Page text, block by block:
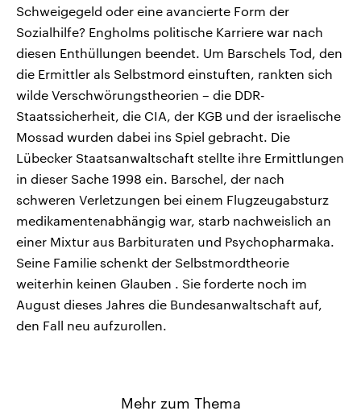
Schweigegeld oder eine avancierte Form der
Sozialhilfe? Engholms politische Karriere war nach
diesen Enthüllungen beendet. Um Barschels Tod, den
die Ermittler als Selbstmord einstuften, rankten sich
wilde Verschwörungstheorien – die DDR-
Staatssicherheit, die CIA, der KGB und der israelische
Mossad wurden dabei ins Spiel gebracht. Die
Lübecker Staatsanwaltschaft stellte ihre Ermittlungen
in dieser Sache 1998 ein. Barschel, der nach
schweren Verletzungen bei einem Flugzeugabsturz
medikamentenabhängig war, starb nachweislich an
einer Mixtur aus Barbituraten und Psychopharmaka.
Seine Familie schenkt der Selbstmordtheorie
weiterhin keinen Glauben . Sie forderte noch im
August dieses Jahres die Bundesanwaltschaft auf,
den Fall neu aufzurollen.
Mehr zum Thema